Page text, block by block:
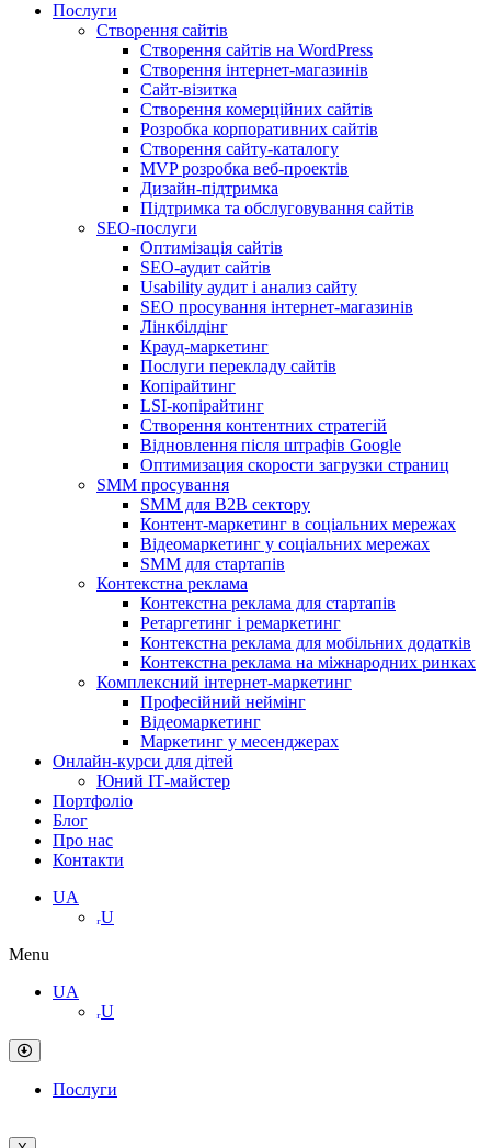
Послуги
Створення сайтів
Створення сайтів на WordPress
Створення інтернет-магазинів
Сайт-візитка
Створення комерційних сайтів
Розробка корпоративних сайтів
Створення сайту-каталогу
MVP розробка веб-проектів
Дизайн-підтримка
Підтримка та обслуговування сайтів
SEO-послуги
Оптимізація сайтів
SEO-аудит сайтів
Usability аудит і анализ сайту
SEO просування інтернет-магазинів
Лінкбілдінг
Крауд-маркетинг
Послуги перекладу сайтів
Копірайтинг
LSI-копірайтинг
Створення контентних стратегій
Відновлення після штрафів Google
Оптимизация скорости загрузки страниц
SMM просування
SMM для B2B сектору
Контент-маркетинг в соціальних мережах
Відеомаркетинг у соціальних мережах
SMM для стартапів
Контекстна реклама
Контекстна реклама для стартапів
Ретаргетинг і ремаркетинг
Контекстна реклама для мобільних додатків
Контекстна реклама на міжнародних ринках
Комплексний інтернет-маркетинг
Професійний неймінг
Відеомаркетинг
Маркетинг у месенджерах
Онлайн-курси для дітей
Юний ІТ-майстер
Портфоліо
Блог
Про нас
Контакти
UA
ᵣU
Menu
UA
ᵣU
Послуги